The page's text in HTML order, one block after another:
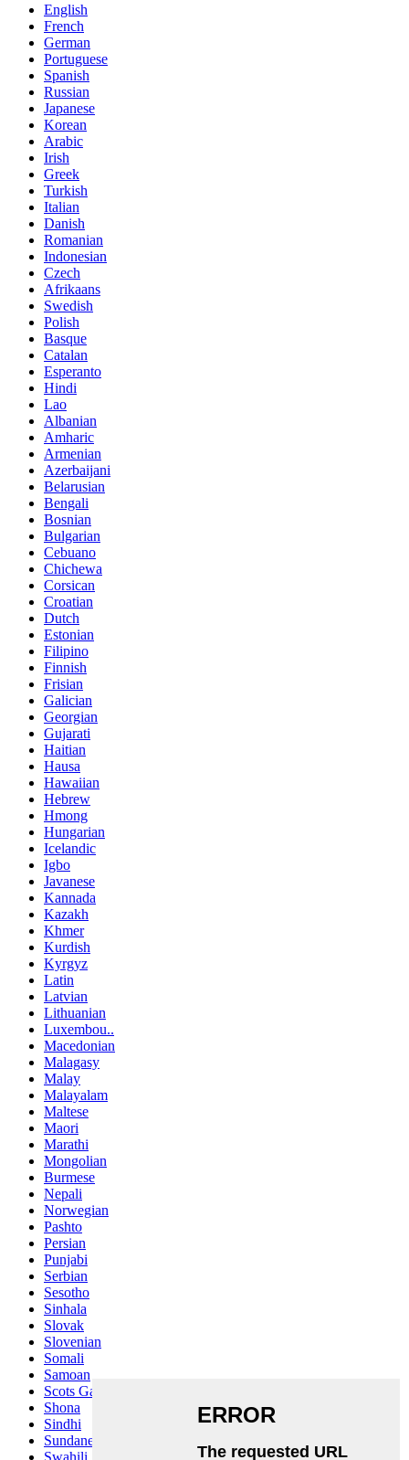
English
French
German
Portuguese
Spanish
Russian
Japanese
Korean
Arabic
Irish
Greek
Turkish
Italian
Danish
Romanian
Indonesian
Czech
Afrikaans
Swedish
Polish
Basque
Catalan
Esperanto
Hindi
Lao
Albanian
Amharic
Armenian
Azerbaijani
Belarusian
Bengali
Bosnian
Bulgarian
Cebuano
Chichewa
Corsican
Croatian
Dutch
Estonian
Filipino
Finnish
Frisian
Galician
Georgian
Gujarati
Haitian
Hausa
Hawaiian
Hebrew
Hmong
Hungarian
Icelandic
Igbo
Javanese
Kannada
Kazakh
Khmer
Kurdish
Kyrgyz
Latin
Latvian
Lithuanian
Luxembou..
Macedonian
Malagasy
Malay
Malayalam
Maltese
Maori
Marathi
Mongolian
Burmese
Nepali
Norwegian
Pashto
Persian
Punjabi
Serbian
Sesotho
Sinhala
Slovak
Slovenian
Somali
Samoan
Scots Gaelic
Shona
Sindhi
Sundanese
Swahili